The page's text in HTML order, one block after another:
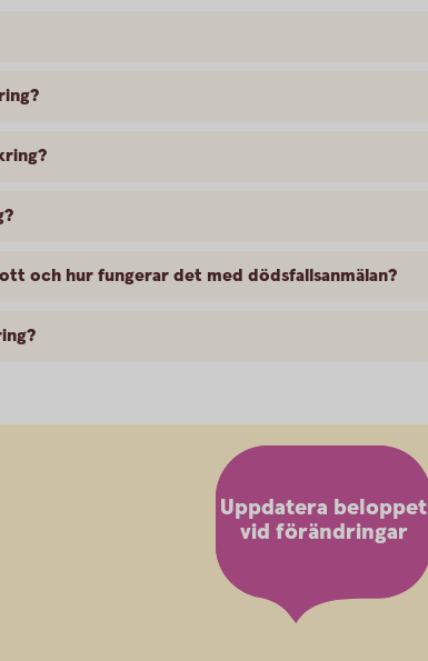
och hur fungerar det med dödsfallsanmälan?
Uppdatera beloppet
vid förändringar